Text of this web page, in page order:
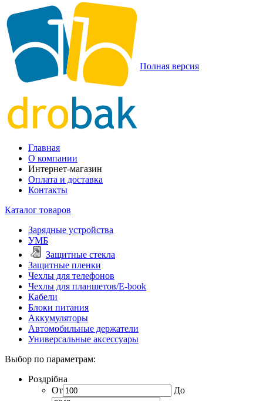
Полная версия
Главная
О компании
Интернет-магазин
Оплата и доставка
Контакты
Каталог товаров
Зарядные устройства
УМБ
Защитные стекла
Защитные пленки
Чехлы для телефонов
Чехлы для планшетов/E-book
Кабели
Блоки питания
Аккумуляторы
Автомобильные держатели
Универсальные аксессуары
Выбор по параметрам:
Роздрібна
От
До